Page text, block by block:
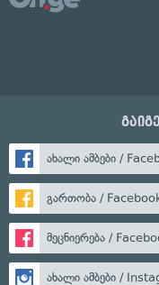
ახალი ამბები /
გართობა /
მეცნიერება /
ახალი ამბები /